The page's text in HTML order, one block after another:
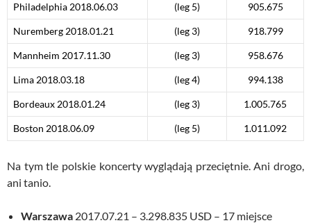
Philadelphia 2018.06.03 (leg 5) 905.675
Nuremberg 2018.01.21 (leg 3) 918.799
Mannheim 2017.11.30 (leg 3) 958.676
Lima 2018.03.18 (leg 4) 994.138
Bordeaux 2018.01.24 (leg 3) 1.005.765
Boston 2018.06.09 (leg 5) 1.011.092
Na tym tle polskie koncerty wyglądają przeciętnie. Ani drogo,
ani tanio.
Warszawa 2017.07.21 – 3.298.835 USD – 17 miejsce